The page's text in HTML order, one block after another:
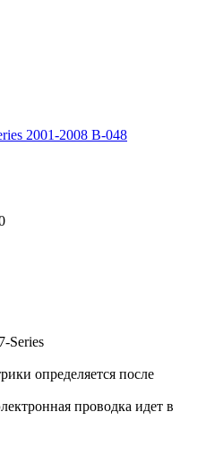
2001-2008 B-048
Series
определяется после
проводка идет в